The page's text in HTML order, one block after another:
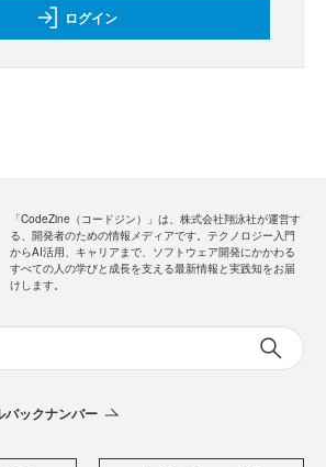
ログイン
「CodeZine（コードジン）」は、株式会社翔泳社が運営す
る、開発者のための情報メディアです。テクノロジー入門
からAI活用、キャリアまで、ソフトウェア開発にかかわる
すべての人の学びと成長を支える最新情報と実践知をお届
けします。
バックナンバー